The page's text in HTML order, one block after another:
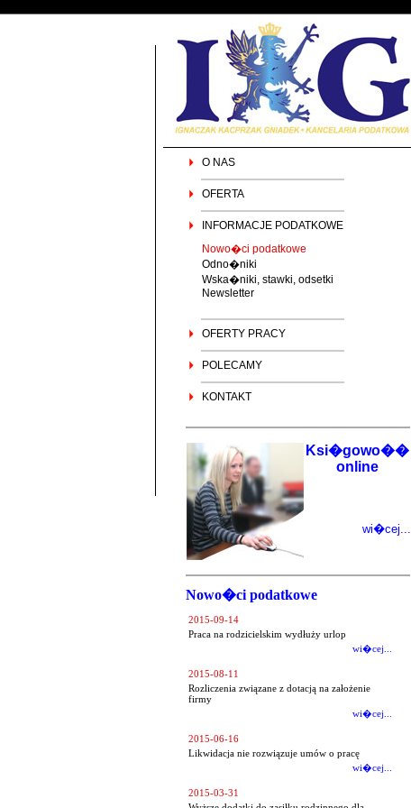
O NAS
OFERTA
INFORMACJE PODATKOWE
Nowo�ci podatkowe
Odno�niki
Wska�niki, stawki, odsetki
Newsletter
OFERTY PRACY
POLECAMY
KONTAKT
Ksi�gowo��
online
wi�cej...
Nowo�ci podatkowe
2015-09-14
Praca na rodzicielskim wydłuży urlop
wi�cej...
2015-08-11
Rozliczenia związane z dotacją na założenie
firmy
wi�cej...
2015-06-16
Likwidacja nie rozwiązuje umów o pracę
wi�cej...
2015-03-31